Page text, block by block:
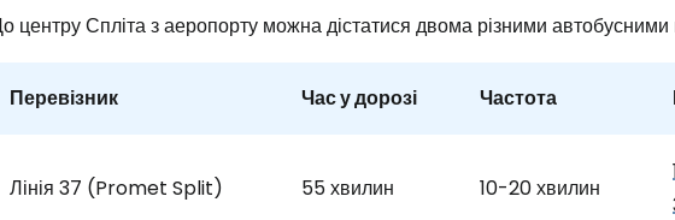
центру Спліта з аеропорту можна дістатися двома різними автобусними
Перевізник Час у дорозі Частота
Лінія 37 (Promet Split) 55 хвилин 10-20 хвилин